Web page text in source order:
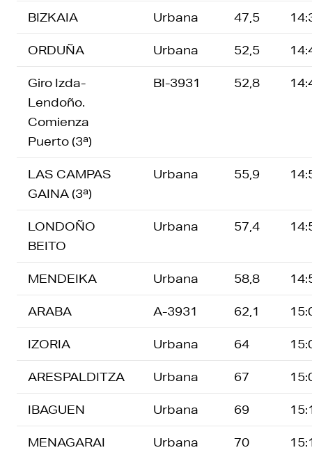
BIZKAIA Urbana 47,5
ORDUÑA Urbana 52,5
Giro Izda-
Lendoño.
Comienza
Puerto (3ª)
BI-3931 52,8
LAS CAMPAS
GAINA (3ª)
Urbana 55,9
LONDOÑO
BEITO
Urbana 57,4
MENDEIKA Urbana 58,8
ARABA A-3931 62,1
IZORIA Urbana 64
ARESPALDITZA Urbana 67
IBAGUEN Urbana 69
MENAGARAI Urbana 70